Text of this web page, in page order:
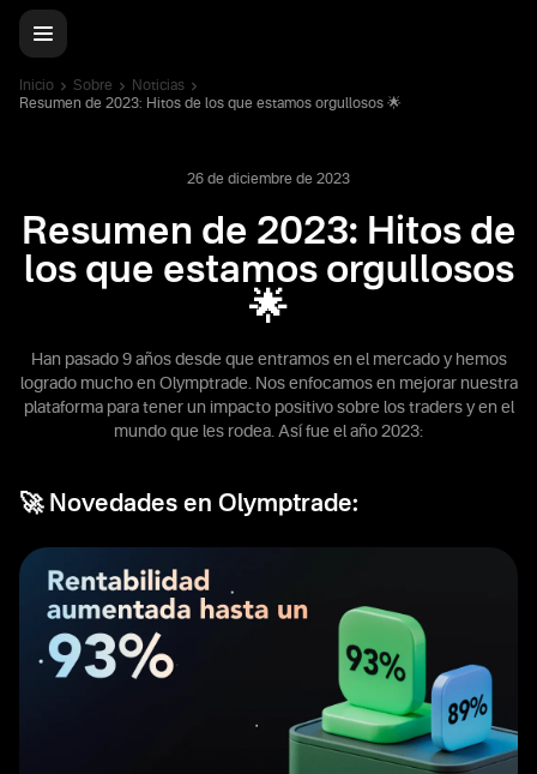
Inicio Sobre
Noticias
Resumen de 2023: Hitos de los que estamos orgullosos 🌟
26 de diciembre de 2023
Resumen de 2023: Hitos de
los que estamos orgullosos
🌟
Han pasado 9 años desde que entramos en el mercado y hemos
logrado mucho en Olymptrade. Nos enfocamos en mejorar nuestra
plataforma para tener un impacto positivo sobre los traders y en el
mundo que les rodea. Así fue el año 2023:
🚀 Novedades en Olymptrade: